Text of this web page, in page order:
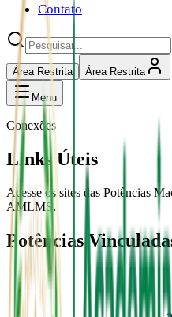
Contato
Área Restrita Área Restrita
Menu
Conexões
Links Úteis
Acesse os sites das Potências
AMLMS.
Potências